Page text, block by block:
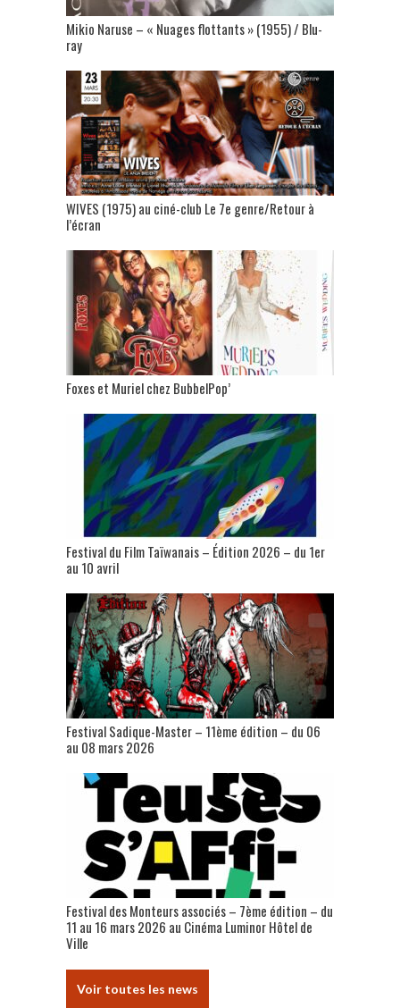
Mikio Naruse – « Nuages flottants » (1955) / Blu-
ray
WIVES (1975) au ciné-club Le 7e genre/Retour à
l’écran
Foxes et Muriel chez BubbelPop’
Festival du Film Taïwanais – Édition 2026 – du 1er
au 10 avril
Festival Sadique-Master – 11ème édition – du 06
au 08 mars 2026
Festival des Monteurs associés – 7ème édition – du
11 au 16 mars 2026 au Cinéma Luminor Hôtel de
Ville
Voir toutes les news